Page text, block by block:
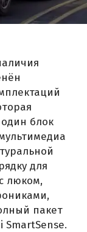
блок
для
люком,
пакет
SmartSense.